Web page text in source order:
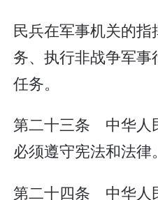
民兵在军事机关的
务、执行非战争军
任务。
第二十三条 中华人
必须遵守宪法和法律。
第二十四条 中华人